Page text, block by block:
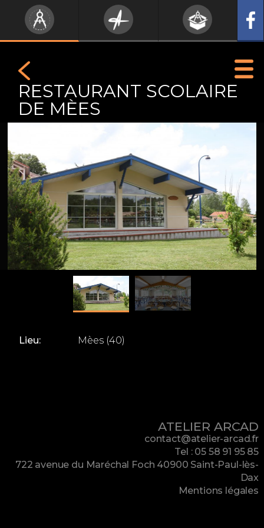
RESTAURANT SCOLAIRE
DE MÈES
Lieu: Mèes (40)
ATELIER ARCAD
contact@atelier-arcad.fr
Tel : 05 58 91 95 85
722 avenue du Maréchal Foch 40900 Saint-Paul-lès-
Dax
Mentions légales